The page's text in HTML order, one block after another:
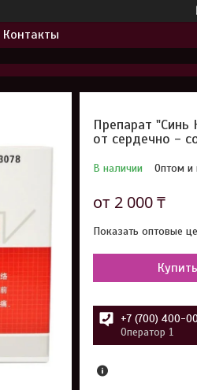
Контакты
Препарат "Синь
от сердечно -
В наличии Оптом и
от 2 000 ₸
Показать оптовые
Купить
+7 (700) 400-
Оператор 1